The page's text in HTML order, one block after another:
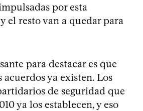
por esta
el resto van a quedar para
para destacar es que
acuerdos ya existen. Los
de seguridad que
ya los establecen, y eso